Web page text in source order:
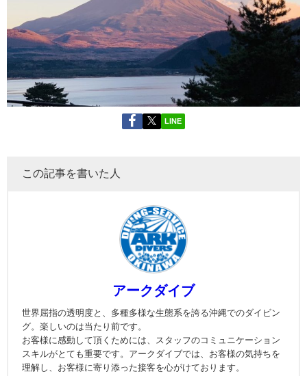
LINE
この記事を書いた人
アークダイブ
世界屈指の透明度と、多種多様な生態系を誇る沖縄でのダイビン
グ。楽しいのは当たり前です。
お客様に感動して頂くためには、スタッフのコミュニケーション
スキルがとても重要です。アークダイブでは、お客様の気持ちを
理解し、お客様に寄り添った接客を心がけております。